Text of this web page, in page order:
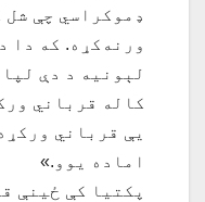
ډموکراسي چې شل
ورنه‌کړه. که دا
لېونیه د دې
کاله قرباني
یې قرباني
اماده یوو.»
پکتیا کې ځینې